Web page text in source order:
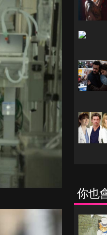
你也